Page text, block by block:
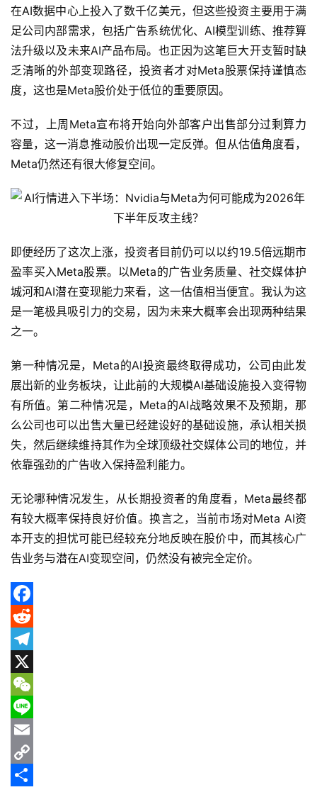
首
页
美
A
P
P
载
股
开
户
指
南
美
股
投
资
资
讯
在AI数据中心上投入了数千亿美元，但这些投资主要用于满
足公司内部需求，包括广告系统优化、AI模型训练、推荐算
法升级以及未来AI产品布局。也正因为这笔巨大开支暂时缺
乏清晰的外部变现路径，投资者才对Meta股票保持谨慎态
度，这也是Meta股价处于低位的重要原因。
不过，上周Meta宣布将开始向外部客户出售部分过剩算力
容量，这一消息推动股价出现一定反弹。但从估值角度看，
Meta仍然还有很大修复空间。
即便经历了这次上涨，投资者目前仍可以以约19.5倍远期市
盈率买入Meta股票。以Meta的广告业务质量、社交媒体护
城河和AI潜在变现能力来看，这一估值相当便宜。我认为这
是一笔极具吸引力的交易，因为未来大概率会出现两种结果
之一。
第一种情况是，Meta的AI投资最终取得成功，公司由此发
展出新的业务板块，让此前的大规模AI基础设施投入变得物
有所值。第二种情况是，Meta的AI战略效果不及预期，那
么公司也可以出售大量已经建设好的基础设施，承认相关损
失，然后继续维持其作为全球顶级社交媒体公司的地位，并
依靠强劲的广告收入保持盈利能力。
无论哪种情况发生，从长期投资者的角度看，Meta最终都
有较大概率保持良好价值。换言之，当前市场对Meta AI资
本开支的担忧可能已经较充分地反映在股价中，而其核心广
告业务与潜在AI变现空间，仍然没有被完全定价。
F
a
c
e
b
o
o
k
R
e
d
d
t
T
e
e
g
X
W
e
C
h
L
n
E
m
C